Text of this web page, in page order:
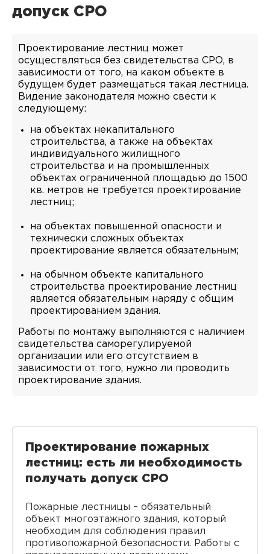
допуск СРО
Проектирование лестниц может
осуществляться без свидетельства СРО, в
зависимости от того, на каком объекте в
будущем будет размещаться такая лестница.
Видение законодателя можно свести к
следующему:
на объектах некапитального
строительства, а также на объектах
индивидуального жилищного
строительства и на промышленных
объектах ограниченной площадью до 1500
кв. метров не требуется проектирование
лестниц;
на объектах повышенной опасности и
технически сложных объектах
проектирование является обязательным;
на обычном объекте капитального
строительства проектирование лестниц
является обязательным наряду с общим
проектированием здания.
Работы по монтажу выполняются с наличием
свидетельства саморегулируемой
организации или его отсутствием в
зависимости от того, нужно ли проводить
проектирование здания.
Проектирование пожарных
лестниц: есть ли необходимость
получать допуск СРО
Пожарные лестницы – обязательный
объект многоэтажного здания, который
необходим для соблюдения правил
противопожарной безопасности. Работы с